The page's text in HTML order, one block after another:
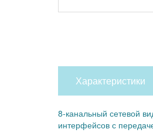
Характеристики
8-канальный сетевой
интерфейсов с